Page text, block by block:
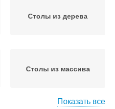
Столы из дерева
Столы из массива
Показать все